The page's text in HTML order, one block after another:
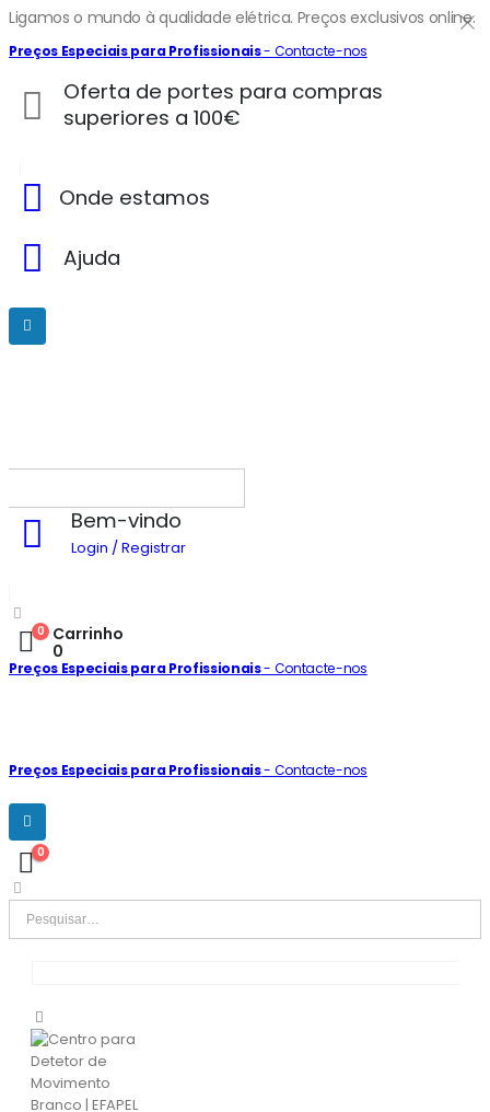
Ligamos o mundo à qualidade elétrica. Preços exclusivos online.
Preços Especiais para Profissionais- Contacte-nos
Oferta de portes para compras
superiores a 100€
Onde estamos
Ajuda
Bem-vindo
Login / Registrar
0 Carrinho
0
Preços Especiais para Profissionais- Contacte-nos
Preços Especiais para Profissionais- Contacte-nos
0